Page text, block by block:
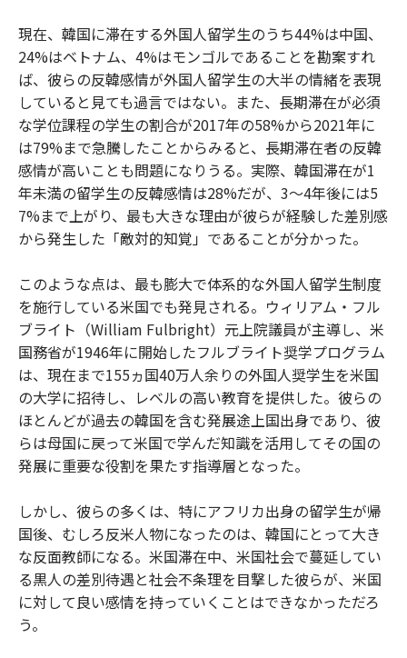
現在、韓国に滞在する外国人留学生のうち44%は中国、
24%はベトナム、4%はモンゴルであることを勘案すれ
ば、彼らの反韓感情が外国人留学生の大半の情緒を表現
していると見ても過言ではない。また、長期滞在が必須
な学位課程の学生の割合が2017年の58%から2021年に
は79%まで急騰したことからみると、長期滞在者の反韓
感情が高いことも問題になりうる。実際、韓国滞在が1
年未満の留学生の反韓感情は28%だが、3～4年後には5
7%まで上がり、最も大きな理由が彼らが経験した差別感
から発生した「敵対的知覚」であることが分かった。
このような点は、最も膨大で体系的な外国人留学生制度
を施行している米国でも発見される。ウィリアム・フル
ブライト（William Fulbright）元上院議員が主導し、米
国務省が1946年に開始したフルブライト奨学プログラム
は、現在まで155ヵ国40万人余りの外国人奨学生を米国
の大学に招待し、レベルの高い教育を提供した。彼らの
ほとんどが過去の韓国を含む発展途上国出身であり、彼
らは母国に戻って米国で学んだ知識を活用してその国の
発展に重要な役割を果たす指導層となった。
しかし、彼らの多くは、特にアフリカ出身の留学生が帰
国後、むしろ反米人物になったのは、韓国にとって大き
な反面教師になる。米国滞在中、米国社会で蔓延してい
る黒人の差別待遇と社会不条理を目撃した彼らが、米国
に対して良い感情を持っていくことはできなかっただろ
う。